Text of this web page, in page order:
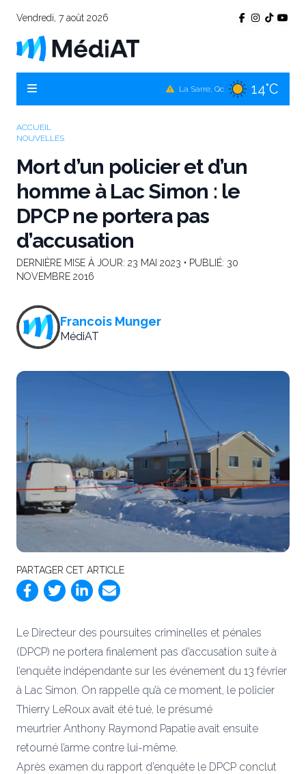
Vendredi, 7 août 2026
La Sarre, Qc 14°C
Amos, Qc
ACCUEIL
NOUVELLES
Mort d’un policier et d’un
homme à Lac Simon : le
DPCP ne portera pas
d’accusation
DERNIÈRE MISE À JOUR: 23 MAI 2023 • PUBLIÉ: 30
NOVEMBRE 2016
Francois Munger
MédiAT
PARTAGER CET ARTICLE
Le Directeur des poursuites criminelles et pénales
(DPCP) ne portera finalement pas d’accusation suite à
l’enquête indépendante sur les événement du 13 février
à Lac Simon. On rappelle qu’à ce moment, le policier
Thierry LeRoux avait été tué, le présumé
meurtrier Anthony Raymond Papatie avait ensuite
retourné l’arme contre lui-même.
Après examen du rapport d’enquête le DPCP conclut